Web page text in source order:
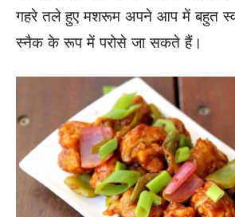
गहरे तले हुए मशरूम अपने आप में बहुत
स्नैक के रूप में परोसे जा सकते हैं।